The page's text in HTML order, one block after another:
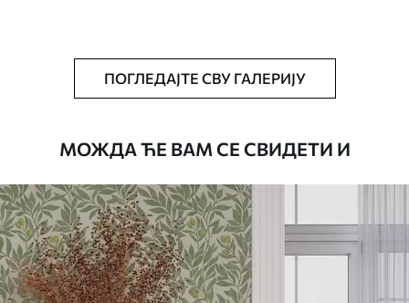
ширине до 50 цм.
тапете.
сунђером. Позадине са завршном
обрадом лакова могу се очистити
водом.
Метод примене Беспрекорна апликација
ПОГЛЕДАЈТЕ СВУ ГАЛЕРИЈУ
МОЖДА ЋЕ ВАМ СЕ СВИДЕТИ И